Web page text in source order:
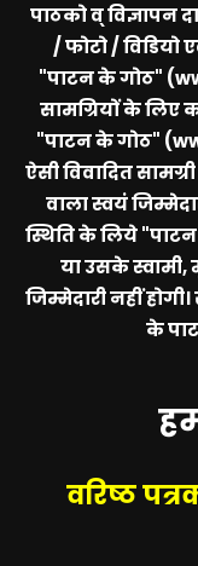
पाठको व् विज्ञापन
/ फोटो / विडियो
"पाटन के गोठ"
सामग्रियों के लिए
"पाटन के गोठ"
ऐसी विवादित
वाला स्वयं
स्थिति के लिये
या उसके स्वामी,
जिम्मेदारी नहीं
के
वरिष्ठ